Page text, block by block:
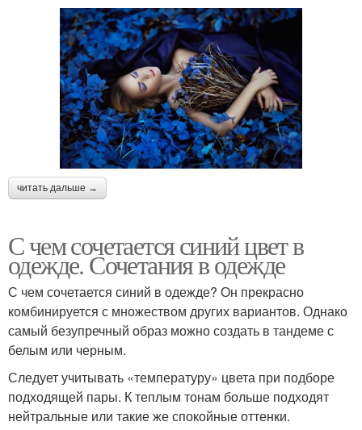
читать дальше →
С чем сочетается синий цвет в
одежде. Сочетания в одежде
С чем сочетается синий в одежде? Он прекрасно
комбинируется с множеством других вариантов. Однако
самый безупречный образ можно создать в тандеме с
белым или черным.
Следует учитывать «температуру» цвета при подборе
подходящей пары. К теплым тонам больше подходят
нейтральные или такие же спокойные оттенки.